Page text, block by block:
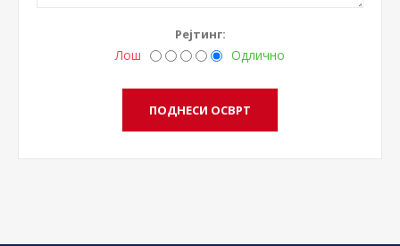
Рејтинг:
Лош Одлично